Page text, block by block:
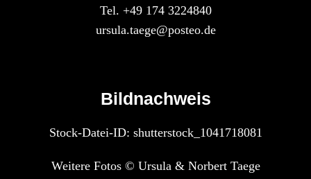
Tel. +49 174 3224840
ed.oetsop@egeat.alusru
Bildnachweis
Stock-Datei-ID: shutterstock_1041718081
Weitere Fotos © Ursula & Norbert Taege